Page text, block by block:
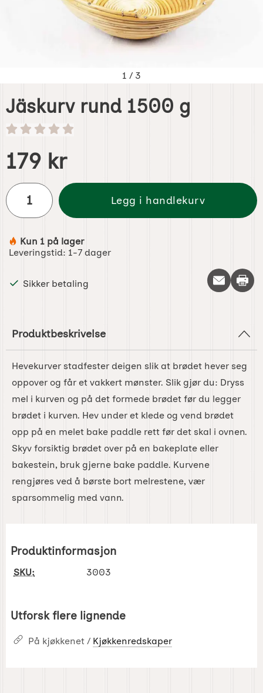
1 / 3
Jäskurv rund 1500 g
Handle dette produktet, Jäskurv rund 1500 g
pris
179 kr
antall
Legg i handlekurv
Produkttilgjengelighet:
Kun 1 på lager
Leveringstid: 1-7 dager
Sikker betaling Skriv
Produktbeskrivelse
Hevekurver stadfester deigen slik at brødet hever seg
oppover og får et vakkert mønster. Slik gjør du: Dryss
mel i kurven og på det formede brødet før du legger
brødet i kurven. Hev under et klede og vend brødet
opp på en melet bake paddle rett før det skal i ovnen.
Skyv forsiktig brødet over på en bakeplate eller
bakestein, bruk gjerne bake paddle. Kurvene
rengjøres ved å børste bort melrestene, vær
sparsommelig med vann.
Produktinformasjon
SKU: 3003
Utforsk flere lignende
På kjøkkenet / Kjøkkenredskaper